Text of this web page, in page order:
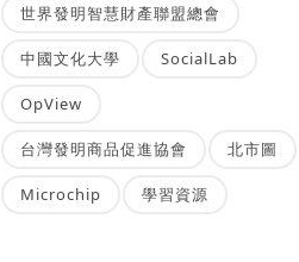
世界發明智慧財產聯盟總會
中國文化大學 SocialLab
OpView
台灣發明商品促進協會 北市圖
Microchip 學習資源